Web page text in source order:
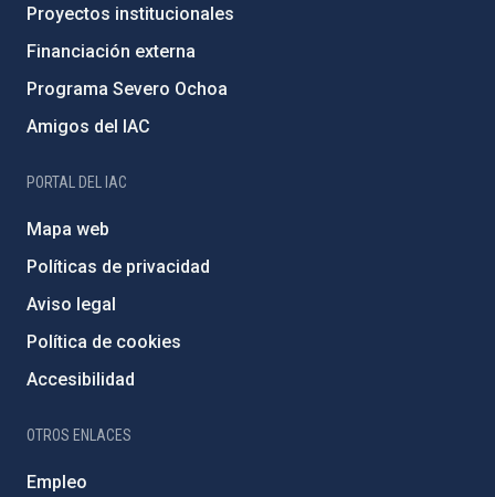
Proyectos institucionales
Financiación externa
Programa Severo Ochoa
Amigos del IAC
PORTAL DEL IAC
Mapa web
Políticas de privacidad
Aviso legal
Política de cookies
Accesibilidad
OTROS ENLACES
Empleo